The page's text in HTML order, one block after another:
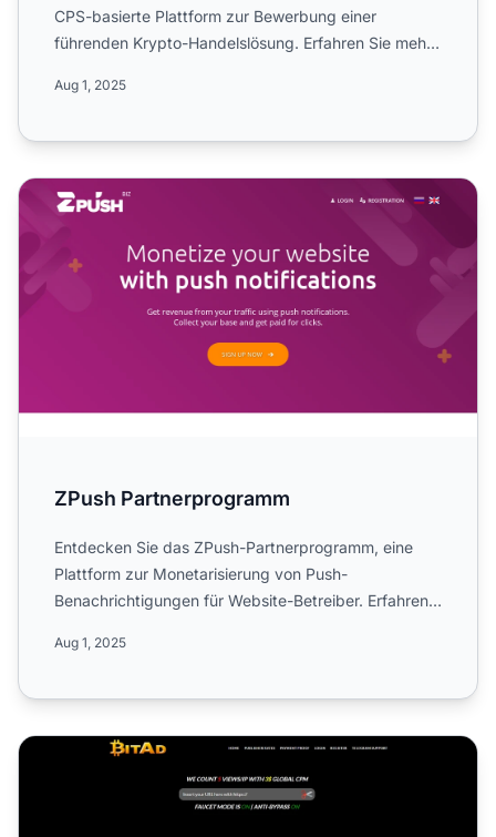
CPS-basierte Plattform zur Bewerbung einer
führenden Krypto-Handelslösung. Erfahren Sie mehr
Aug 1, 2025
ZPush Partnerprogramm
ZPush Partnerprogramm
Entdecken Sie das ZPush-Partnerprogramm, eine
Plattform zur Monetarisierung von Push-
Benachrichtigungen für Website-Betreiber. Erfahren
Aug 1, 2025
BITAD Affiliate-Programm